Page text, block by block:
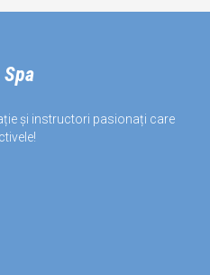
și instructori pasionați care